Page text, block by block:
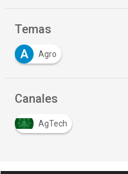
Temas
A
Agro
Canales
AgTech